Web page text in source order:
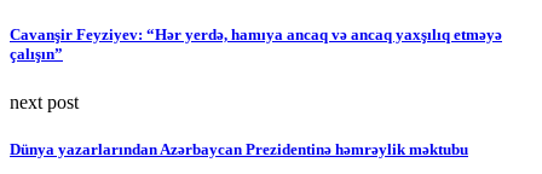
Cavanşir Feyziyev: “Hər yerdə, hamıya ancaq və ancaq yaxşılıq etməyə
çalışın”
next post
Dünya yazarlarından Azərbaycan Prezidentinə həmrəylik məktubu